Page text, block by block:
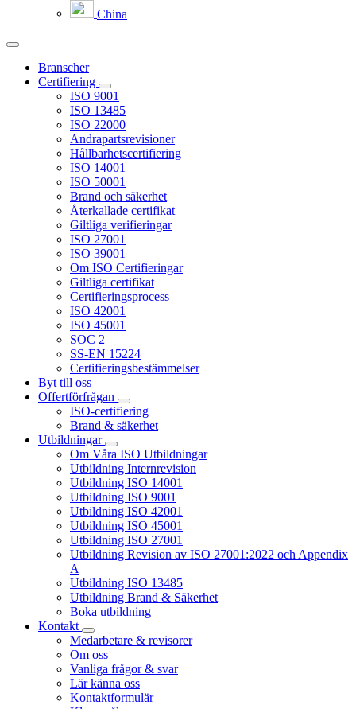
China
Branscher
Certifiering
ISO 9001
ISO 13485
ISO 22000
Andrapartsrevisioner
Hållbarhetscertifiering
ISO 14001
ISO 50001
Brand och säkerhet
Återkallade certifikat
Giltliga verifieringar
ISO 27001
ISO 39001
Om ISO Certifieringar
Giltliga certifikat
Certifieringsprocess
ISO 42001
ISO 45001
SOC 2
SS-EN 15224
Certifieringsbestämmelser
Byt till oss
Offertförfrågan
ISO-certifiering
Brand & säkerhet
Utbildningar
Om Våra ISO Utbildningar
Utbildning Internrevision
Utbildning ISO 14001
Utbildning ISO 9001
Utbildning ISO 42001
Utbildning ISO 45001
Utbildning ISO 27001
Utbildning Revision av ISO 27001:2022 och Appendix
A
Utbildning ISO 13485
Utbildning Brand & Säkerhet
Boka utbildning
Kontakt
Medarbetare & revisorer
Om oss
Vanliga frågor & svar
Lär känna oss
Kontaktformulär